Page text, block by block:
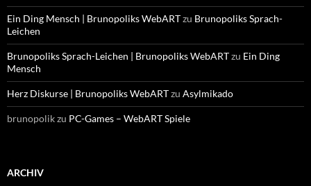
Ein Ding Mensch | Brunopoliks WebARTzu Brunopoliks Sprach-
Leichen
Brunopoliks Sprach-Leichen | Brunopoliks WebARTzu Ein Ding
Mensch
Herz Diskurse | Brunopoliks WebARTzu Asylmikado
brunopolikzu PC-Games – WebART Spiele
ARCHIV